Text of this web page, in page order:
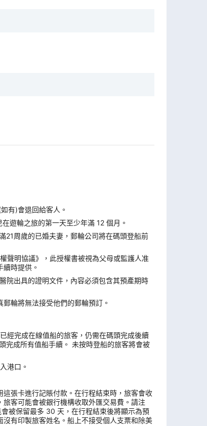
有)會退回給客人。
遊輪之旅的第一天至少年滿 12 個月。
21周歲的已婚夫妻，郵輪公司將在碼頭登船前
聲明協議》，此授權書被視為父母或監護人准
時提供。
院出具的證明文件，內容必須包含其預產期時
輪將無法接受他們的郵輪預訂。
經完成在線值船的旅客，仍需在碼頭完成後續
完成所有值船手續。 未按時登船的旅客將會被
港口。
張卡進行記賬付款。在行程結束時，旅客會收
客可能會被銀行機構收取外匯交易費。請注
被保留最多 30 天，在行程結束後將顯示為預
有印製旅客姓名。船上不接受個人支票和除美